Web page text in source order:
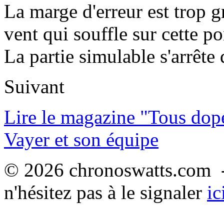
La marge d'erreur est trop
vent qui souffle sur cette
La partie simulable s'arrête
Suivant
Lire le magazine "Tous
Vayer et son équipe
© 2026
n'hésitez pas à le signaler